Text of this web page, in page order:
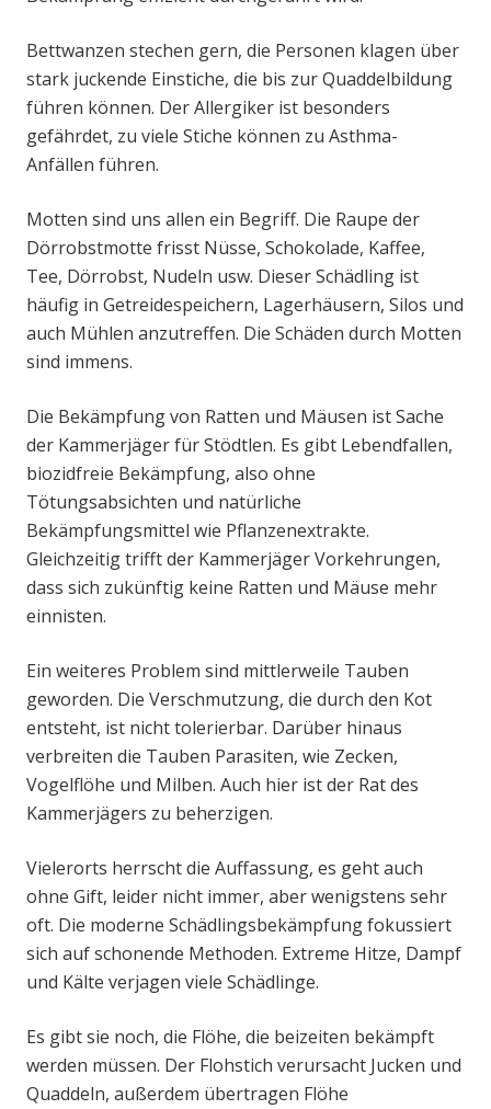
Bettwanzen stechen gern, die Personen klagen über
stark juckende Einstiche, die bis zur Quaddelbildung
führen können. Der Allergiker ist besonders
gefährdet, zu viele Stiche können zu Asthma-
Anfällen führen.
Motten sind uns allen ein Begriff. Die Raupe der
Dörrobstmotte frisst Nüsse, Schokolade, Kaffee,
Tee, Dörrobst, Nudeln usw. Dieser Schädling ist
häufig in Getreidespeichern, Lagerhäusern, Silos und
auch Mühlen anzutreffen. Die Schäden durch Motten
sind immens.
Die Bekämpfung von Ratten und Mäusen ist Sache
der Kammerjäger für Stödtlen. Es gibt Lebendfallen,
biozidfreie Bekämpfung, also ohne
Tötungsabsichten und natürliche
Bekämpfungsmittel wie Pflanzenextrakte.
Gleichzeitig trifft der Kammerjäger Vorkehrungen,
dass sich zukünftig keine Ratten und Mäuse mehr
einnisten.
Ein weiteres Problem sind mittlerweile Tauben
geworden. Die Verschmutzung, die durch den Kot
entsteht, ist nicht tolerierbar. Darüber hinaus
verbreiten die Tauben Parasiten, wie Zecken,
Vogelflöhe und Milben. Auch hier ist der Rat des
Kammerjägers zu beherzigen.
Vielerorts herrscht die Auffassung, es geht auch
ohne Gift, leider nicht immer, aber wenigstens sehr
oft. Die moderne Schädlingsbekämpfung fokussiert
sich auf schonende Methoden. Extreme Hitze, Dampf
und Kälte verjagen viele Schädlinge.
Es gibt sie noch, die Flöhe, die beizeiten bekämpft
werden müssen. Der Flohstich verursacht Jucken und
Quaddeln, außerdem übertragen Flöhe